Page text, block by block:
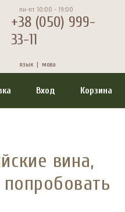
пн-пт 10:00 - 19:00
+38 (050) 999-
33-11
язык | мова
Вход Корзина
вина,